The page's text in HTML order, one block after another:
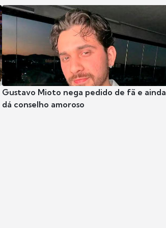
Gustavo Mioto nega pedido de fã e ainda
dá conselho amoroso